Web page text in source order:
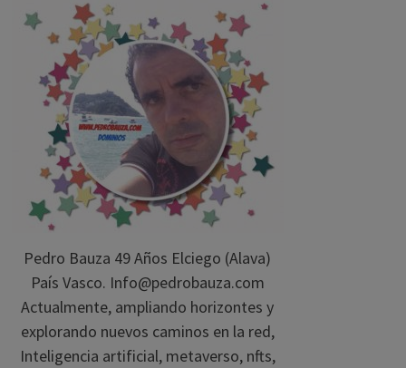
Pedro Bauza 49 Años Elciego (Alava)
País Vasco. Info@pedrobauza.com
Actualmente, ampliando horizontes y
explorando nuevos caminos en la red,
Inteligencia artificial, metaverso, nfts,